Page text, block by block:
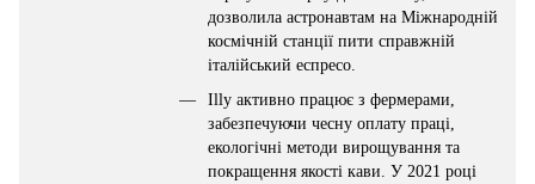
дозволила астронавтам на Міжнародній
космічній станції пити справжній
італійський еспресо.
Illy активно працює з фермерами,
забезпечуючи чесну оплату праці,
екологічні методи вирощування та
покращення якості кави. У 2021 році